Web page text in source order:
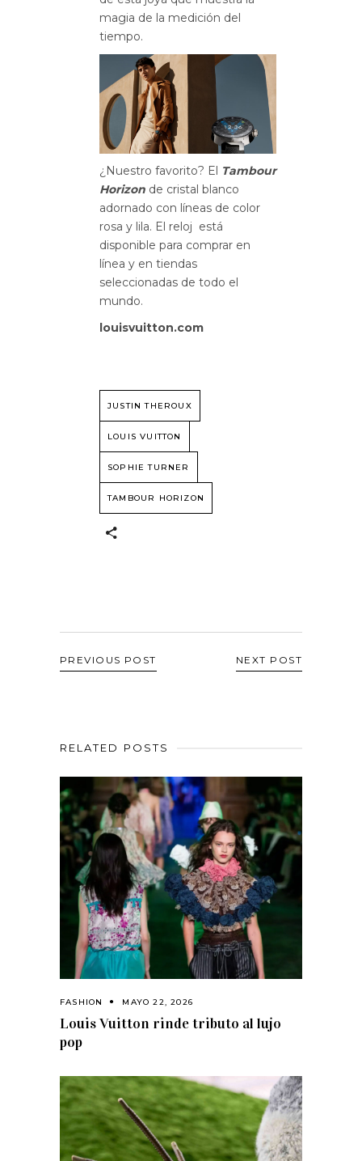
magia de la medición del
tiempo.
¿Nuestro favorito? El Tambour
Horizon de cristal blanco
adornado con líneas de color
rosa y lila. El reloj está
disponible para comprar en
línea y en tiendas
seleccionadas de todo el
mundo.
louisvuitton.com
JUSTIN THEROUX
LOUIS VUITTON
SOPHIE TURNER
TAMBOUR HORIZON
PREVIOUS POST NEXT POST
RELATED POSTS
FASHION MAYO 22, 2026
Louis Vuitton rinde tributo al lujo
pop